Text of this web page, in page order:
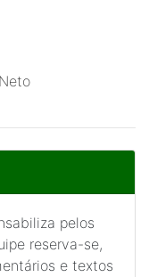
pelos
reserva-se,
e textos